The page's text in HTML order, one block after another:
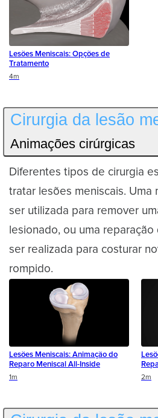
Lesões Meniscais: Opções de
Tratamento
Duration
4m
Cirurgia da lesão
Animações cirúrgicas
Diferentes tipos de cirurgia
tratar lesões meniscais. Uma
ser utilizada para remover
lesionado, ou uma
ser realizada para costurar
rompido.
Lesões Meniscais: Animação do
Reparo Meniscal All-Inside
Duration
1m
Duration 2m